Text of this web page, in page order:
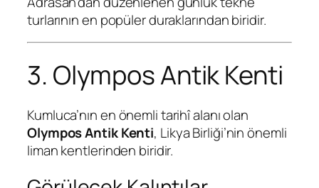
turlarının en popüler duraklarından biridir.
3. Olympos Antik Kenti
Kumluca’nın en önemli tarihî alanı olan
Olympos Antik Kenti, Likya Birliği’nin önemli
liman kentlerinden biridir.